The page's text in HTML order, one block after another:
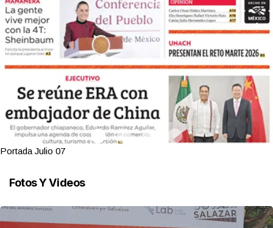
Portada Julio 07
Fotos Y Videos